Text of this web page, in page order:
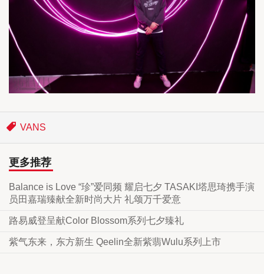
VANS
更多推荐
Balance is Love “珍”爱同频 耀启七夕 TASAKI塔思琦携手演
员田嘉瑞臻献全新时尚大片 礼颂万千爱意
路易威登呈献Color Blossom系列七夕臻礼
紫气东来，东方新生 Qeelin全新紫翡Wulu系列上市